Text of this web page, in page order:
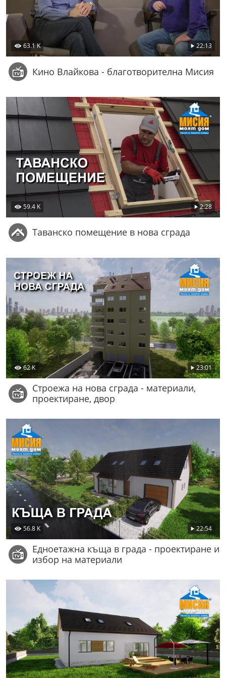
63.1 K 22:13
Кино Влайкова - благотворителна Мисия
59.4 K 2:28
Таванско помещение в нова сграда
62 K 23:01
Строежа на нова сграда - материали,
проектиране, двор
56.8 K 22:54
Едноетажна къща в града - проектиране и
избор на материали